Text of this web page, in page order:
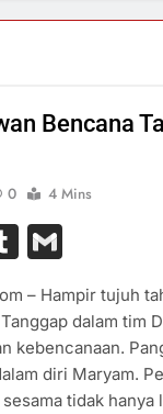
Bencana
0 4 Mins
Tumblr
– Hampir tujuh
dalam tim
kebencanaan.
diri Maryam.
tidak hanya